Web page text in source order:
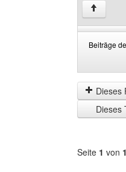
↑
Beiträge
der
letzten
Zeit
anzeigen
by
Dieses
Dieses
Seite 1 von 1